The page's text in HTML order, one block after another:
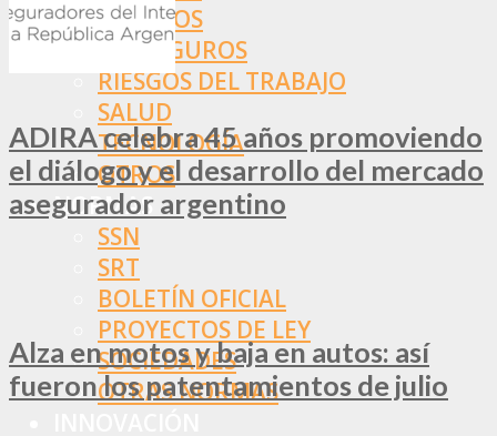
SEGUROS
REASEGUROS
RIESGOS DEL TRABAJO
SALUD
TECNOLOGÍA
OTROS
NORMAS
SSN
SRT
BOLETÍN OFICIAL
PROYECTOS DE LEY
SOCIEDADES
OTRAS NORMAS
ADIRA celebra 45 años promoviendo
el diálogo y el desarrollo del mercado
asegurador argentino
Alza en motos y baja en autos: así
fueron los patentamientos de julio